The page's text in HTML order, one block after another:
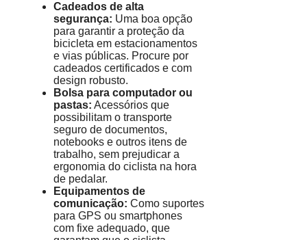
Cadeados de alta
segurança: Uma boa opção
para garantir a proteção da
bicicleta em estacionamentos
e vias públicas. Procure por
cadeados certificados e com
design robusto.
Bolsa para computador ou
pastas: Acessórios que
possibilitam o transporte
seguro de documentos,
notebooks e outros itens de
trabalho, sem prejudicar a
ergonomia do ciclista na hora
de pedalar.
Equipamentos de
comunicação: Como suportes
para GPS ou smartphones
com fixe adequado, que